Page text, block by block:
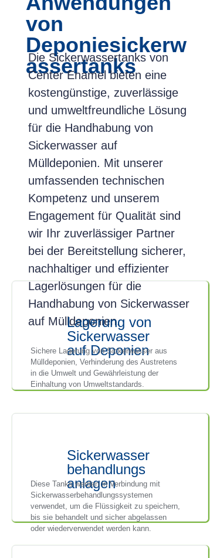
von
Deponiesickerw
assertanks
Die Sickerwassertanks von
Center Enamel bieten eine
kostengünstige, zuverlässige
und umweltfreundliche Lösung
für die Handhabung von
Sickerwasser auf
Mülldeponien. Mit unserer
umfassenden technischen
Kompetenz und unserem
Engagement für Qualität sind
wir Ihr zuverlässiger Partner
bei der Bereitstellung sicherer,
nachhaltiger und effizienter
Lagerlösungen für die
Handhabung von Sickerwasser
auf Mülldeponien.
Lagerung von
Sickerwasser
auf Deponien
Sickerwasser
behandlungs
anlagen
Sichere Lagerung von Sickerwasser aus
Mülldeponien, Verhinderung des Austretens
in die Umwelt und Gewährleistung der
Einhaltung von Umweltstandards.
Diese Tanks werden in Verbindung mit
Sickerwasserbehandlungssystemen
verwendet, um die Flüssigkeit zu speichern,
bis sie behandelt und sicher abgelassen
oder wiederverwendet werden kann.